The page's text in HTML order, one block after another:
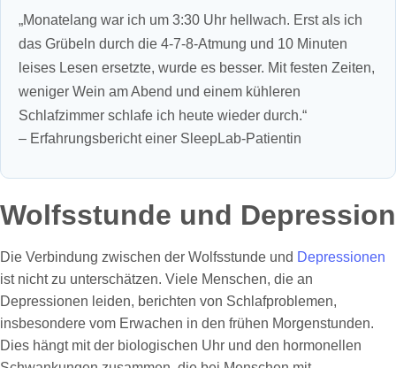
„Monatelang war ich um 3:30 Uhr hellwach. Erst als ich
das Grübeln durch die 4‑7‑8‑Atmung und 10 Minuten
leises Lesen ersetzte, wurde es besser. Mit festen Zeiten,
weniger Wein am Abend und einem kühleren
Schlafzimmer schlafe ich heute wieder durch.“
– Erfahrungsbericht einer SleepLab‑Patientin
Wolfsstunde und Depression
Die Verbindung zwischen der Wolfsstunde und Depressionen
ist nicht zu unterschätzen. Viele Menschen, die an
Depressionen leiden, berichten von Schlafproblemen,
insbesondere vom Erwachen in den frühen Morgenstunden.
Dies hängt mit der biologischen Uhr und den hormonellen